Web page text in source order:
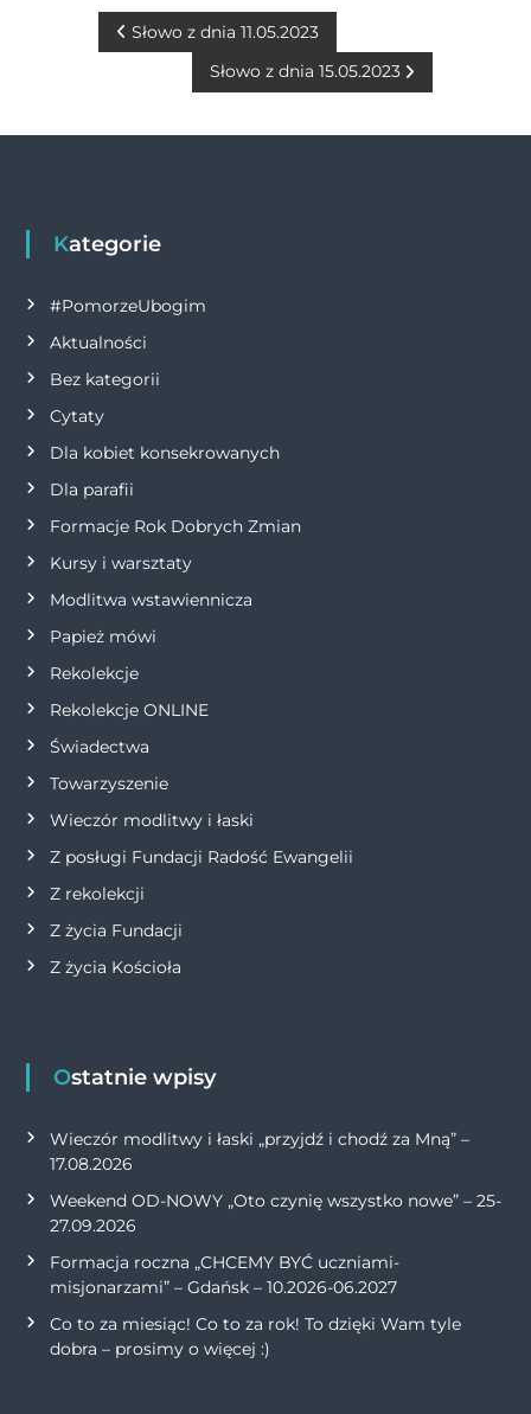
b
k
n
g
r
A
p
n
N
w
g
a
c
j
a
w
p
i
s
u
Słowo z dnia 11.05.2023
Słowo z dnia 15.05.2023
Kategorie
#PomorzeUbogim
Aktualności
Bez kategorii
Cytaty
Dla kobiet konsekrowanych
Dla parafii
Formacje Rok Dobrych Zmian
Kursy i warsztaty
Modlitwa wstawiennicza
Papież mówi
Rekolekcje
Rekolekcje ONLINE
Świadectwa
Towarzyszenie
Wieczór modlitwy i łaski
Z posługi Fundacji Radość Ewangelii
Z rekolekcji
Z życia Fundacji
Z życia Kościoła
Ostatnie wpisy
Wieczór modlitwy i łaski „przyjdź i chodź za Mną” –
17.08.2026
Weekend OD-NOWY „Oto czynię wszystko nowe” – 25-
27.09.2026
Formacja roczna „CHCEMY BYĆ uczniami-
misjonarzami” – Gdańsk – 10.2026-06.2027
Co to za miesiąc! Co to za rok! To dzięki Wam tyle
dobra – prosimy o więcej :)